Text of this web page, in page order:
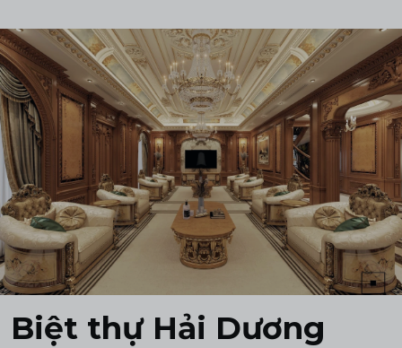
Biệt thự Hải Dương